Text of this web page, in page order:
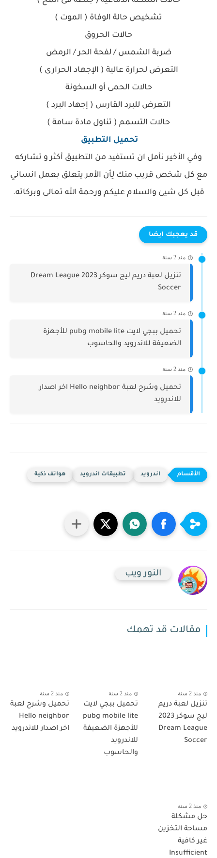
تشخيص حالة الوفاة ( الموت )
حالات الحروق
ضربة الشمس / لفحة الحر / الرمض
التعرض لحرارة عالية ( الإجهاد الحرارى )
حالات الحمى أو السخونة
التعرض للبرد القارس ( إجهاد البرد )
حالات التسمم ( تناول مادة سامة )
تحميل التطبيق
وفي الأخير نأمل ان تستفيد من التطبيق أكثر و تشاركه
مع كل شخص قريب منك لِأن الأمر يتعلق بعمل انساني
قبل كل شيئ والسلام عليكم ورحمة الله تعالى وبركاته.
قد يعجبك ايضا
منذ 2 سنة
تنزيل لعبة دريم ليج سوكر 2023 Dream League
Soccer
منذ 2 سنة
تحميل ببجي لايت pubg mobile lite للأجهزة
الضعيفة للاندرويد والحاسوب
منذ 2 سنة
تحميل وشرح لعبة Hello neighbor اخر اصدار
للاندرويد
اندرويد تطبيقات اندرويد هواتف ذكية
النور ويب
مقالات قد تهمك
منذ 2 سنة
تنزيل لعبة دريم
ليج سوكر 2023
Dream League
Soccer
منذ 2 سنة
تحميل ببجي لايت
pubg mobile lite
للأجهزة الضعيفة
للاندرويد
والحاسوب
منذ 2 سنة
تحميل وشرح لعبة
Hello neighbor
اخر اصدار للاندرويد
منذ 2 سنة
حل مشكلة
مساحة التخزين
غير كافية
Insufficient